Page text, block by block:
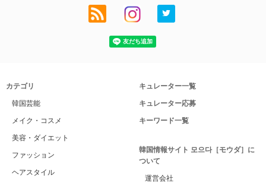
カテゴリ
韓国芸能
メイク・コスメ
美容・ダイエット
ファッション
ヘアスタイル
キュレーター一覧
キュレーター応募
キーワード一覧
韓国情報サイト 모으다［モウダ］に
ついて
運営会社